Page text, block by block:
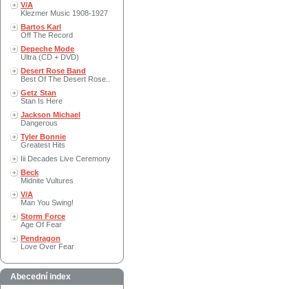
V/A
Klezmer Music 1908-1927
Bartos Karl
Off The Record
Depeche Mode
Ultra (CD + DVD)
Desert Rose Band
Best Of The Desert Rose..
Getz Stan
Stan Is Here
Jackson Michael
Dangerous
Tyler Bonnie
Greatest Hits
Iii Decades Live Ceremony
Beck
Midnite Vultures
V/A
Man You Swing!
Storm Force
Age Of Fear
Pendragon
Love Over Fear
Abecední index